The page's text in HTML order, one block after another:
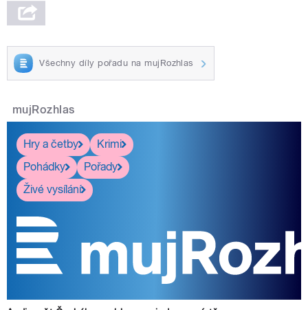
Všechny díly pořadu na mujRozhlas
mujRozhlas
Hry a četby
Krimi
Pohádky
Pořady
Živé vysílání